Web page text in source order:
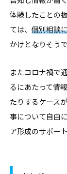
体験したことの
ては、 個別相談
かけとなりそうで
またコロナ禍で
るにあたって情
たりするケース
事について自由
ア形成のサポー